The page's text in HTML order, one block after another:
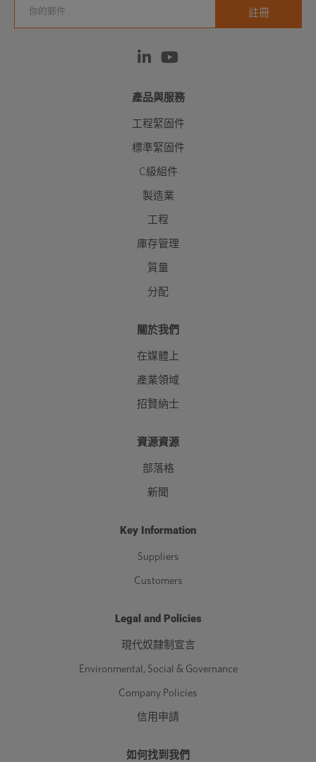
產品與服務
工程緊固件
標準緊固件
C級組件
製造業
工程
庫存管理
質量
分配
關於我們
在媒體上
產業領域
招賢納士
資源資源
部落格
新聞
Key Information
Suppliers
Customers
Legal and Policies
現代奴隸制宣言
Environmental, Social & Governance
Company Policies
信用申請
如何找到我們